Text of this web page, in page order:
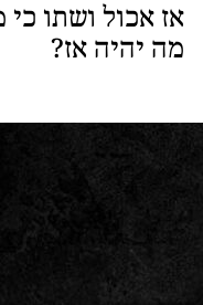
אז אכול ושתו
מה יהיה אז?